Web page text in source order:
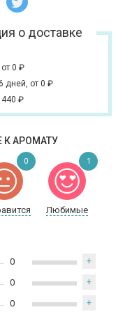
о доставке
от 0 ₽
дней, от 0 ₽
440 ₽
АРОМАТУ
Любимые
0 1
0 +
0 +
0 +